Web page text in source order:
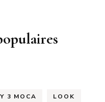
3 MOCA LOOK